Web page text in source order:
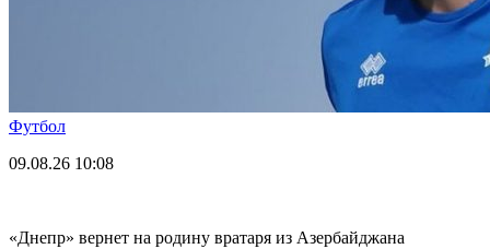
Футбол
09.08.26 10:08
«Днепр» вернет на родину вратаря из Азербайджана